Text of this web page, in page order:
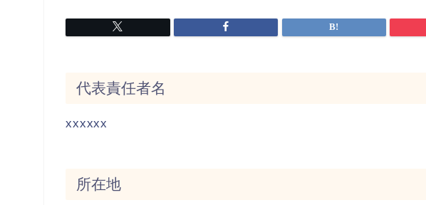
代表責任者名
xxxxxx
所在地